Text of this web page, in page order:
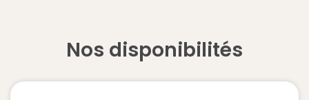
Nos disponibilités